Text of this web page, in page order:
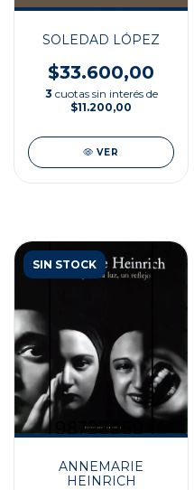
SOLEDAD LÓPEZ
$33.600,00
3 cuotas sin interés de
$11.200,00
VER
SIN STOCK
ANNEMARIE
HEINRICH